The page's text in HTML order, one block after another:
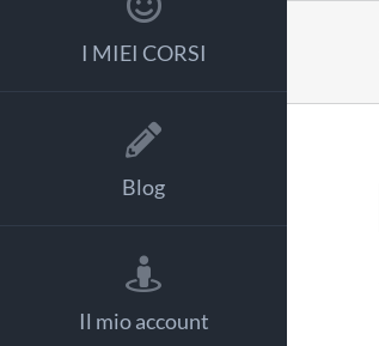
I MIEI CORSI
Blog
Il mio account